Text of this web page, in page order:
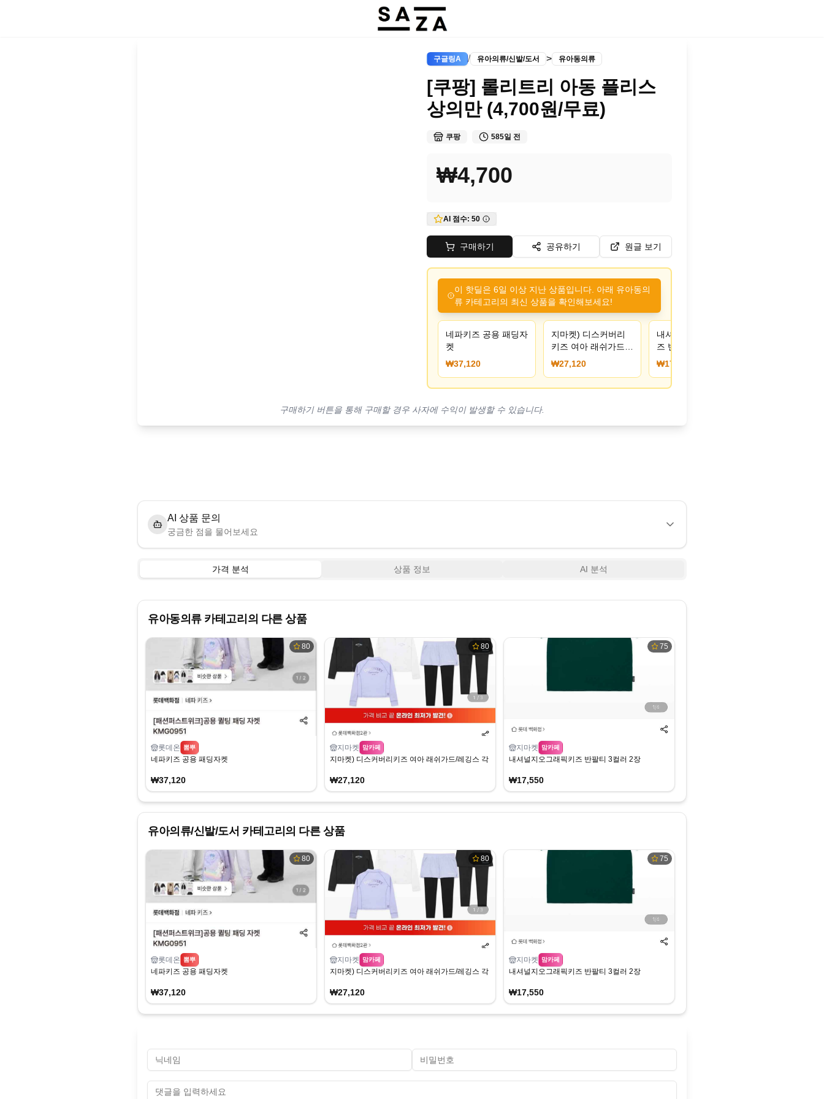
구글링A / 유아의류/신발/도서 > 유아동의류
[쿠팡] 롤리트리 아동 플리스
상의만 (4,700원/무료)
쿠팡 585일 전
₩4,700
AI 점수: 50
구매하기 공유하기 원글 보기
이 핫딜은 6일 이상 지난 상품입니다. 아래 유아동의
류 카테고리의 최신 상품을 확인해보세요!
네파키즈 공용 패딩자
켓
₩37,120
지마켓) 디스커버리
키즈 여아 래쉬가드/
레깅스 각 27,120원
₩27,120
내셔널지오그래픽키
즈 반팔티 3컬러 2장
₩17,550
구매하기 버튼을 통해 구매할 경우 사자에 수익이 발생할 수 있습니다.
AI 상품 문의
궁금한 점을 물어보세요
가격 분석 상품 정보 AI 분석
유아동의류카테고리의 다른 상품
80
롯데온 뽐뿌
네파키즈 공용 패딩자켓
₩37,120
80
지마켓 맘카페
지마켓) 디스커버리키즈 여아 래쉬가드/레깅스 각 27,120원
₩27,120
75
지마켓 맘카페
내셔널지오그래픽키즈 반팔티 3컬러 2장
₩17,550
유아의류/신발/도서 카테고리의 다른 상품
80
롯데온 뽐뿌
네파키즈 공용 패딩자켓
₩37,120
80
지마켓 맘카페
지마켓) 디스커버리키즈 여아 래쉬가드/레깅스 각 27,120원
₩27,120
75
지마켓 맘카페
내셔널지오그래픽키즈 반팔티 3컬러 2장
₩17,550